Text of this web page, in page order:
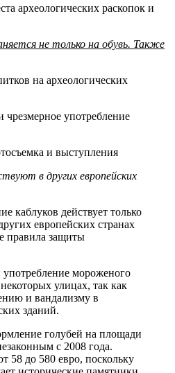
археологических раскопок и
не только на обувь. Также
на археологических
чрезмерное употребление
и выступления
в других европейских
каблуков действует только
европейских странах
правила защиты
мороженого
улицах, так как
и вандализму в
зданий.
голубей на площади
с 2008 года.
58 до 580 евро, поскольку